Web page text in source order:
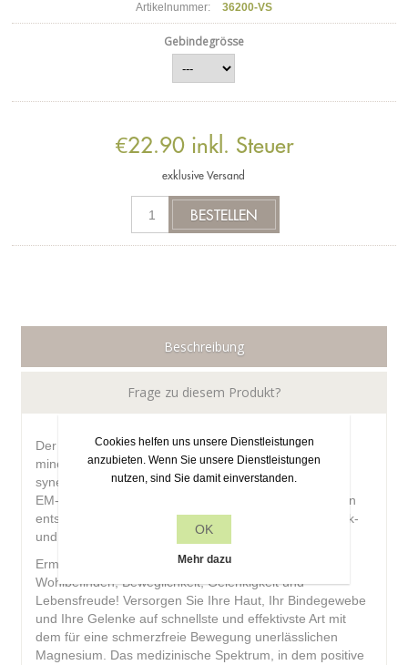
Artikelnummer: 36200-VS
Gebindegrösse
€22.90 inkl. Steuer
exklusiveVersand
Beschreibung
Frage zu diesem Produkt?
Der EMsana Naturkosmetik Vital-Spray ist eine
mineraltherapeutische Anwendung. Durch die
synergetisch wirkenden Inhaltsstoffe Magnesium-Sole,
EM-Meersalz-Sole, EM fermentiert und Blütenessenzen
entsteht ein Allround­talent, das Ihnen bei Haut-, Gelenk-
und Bewegungsproblemen hilft.
Ermöglichen Sie sich einen Neustart für mehr
Wohlbefinden, Beweglichkeit, Gelenkigkeit und
Lebensfreude! Versorgen Sie Ihre Haut, Ihr Bindegewebe
und Ihre Gelenke auf schnellste und effektivste Art mit
dem für eine schmerzfreie Bewegung unerlässlichen
Magnesium. Das medizinische Spektrum, in dem positive
Cookies helfen uns unsere Dienstleistungen
anzubieten. Wenn Sie unsere Dienstleistungen
nutzen, sind Sie damit einverstanden.
OK
Mehr dazu